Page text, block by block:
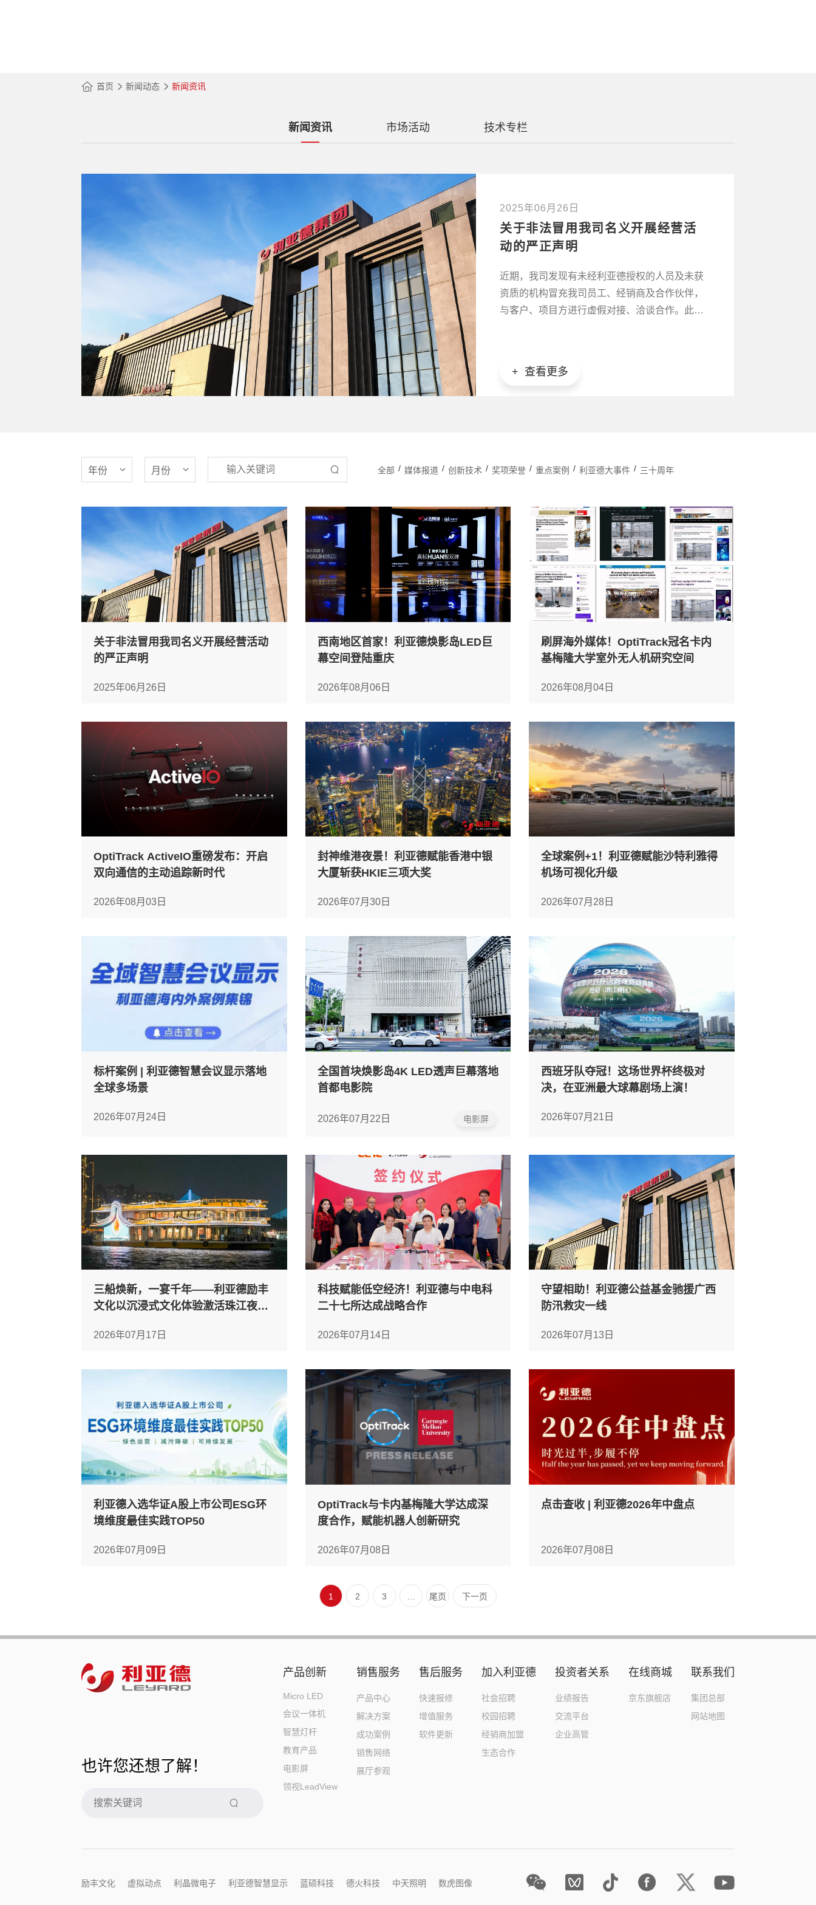
首页 新闻动态 新闻资讯
新闻资讯 市场活动 技术专栏
2025年06月26日
关于非法冒用我司名义开展经营活
动的严正声明
近期，我司发现有未经利亚德授权的人员及未获
资质的机构冒充我司员工、经销商及合作伙伴，
与客户、项目方进行虚假对接、洽谈合作。此类
+ 查看更多
年份 月份 全部 / 媒体报道 / 创新技术 / 奖项荣誉 / 重点案例 / 利亚德大事件 / 三十周年
关于非法冒用我司名义开展经营活动
的严正声明
2025年06月26日
西南地区首家！利亚德焕影岛LED巨
幕空间登陆重庆
2026年08月06日
刷屏海外媒体！OptiTrack冠名卡内
基梅隆大学室外无人机研究空间
2026年08月04日
OptiTrack ActiveIO重磅发布：开启
双向通信的主动追踪新时代
2026年08月03日
封神维港夜景！利亚德赋能香港中银
大厦斩获HKIE三项大奖
2026年07月30日
全球案例+1！利亚德赋能沙特利雅得
机场可视化升级
2026年07月28日
标杆案例 | 利亚德智慧会议显示落地
全球多场景
2026年07月24日
全国首块焕影岛4K LED透声巨幕落地
首都电影院
2026年07月22日 电影屏
西班牙队夺冠！这场世界杯终极对
决，在亚洲最大球幕剧场上演！
2026年07月21日
三船焕新，一宴千年——利亚德励丰
文化以沉浸式文化体验激活珠江夜游
2026年07月17日
科技赋能低空经济！利亚德与中电科
二十七所达成战略合作
2026年07月14日
守望相助！利亚德公益基金驰援广西
防汛救灾一线
2026年07月13日
利亚德入选华证A股上市公司ESG环
境维度最佳实践TOP50
2026年07月09日
OptiTrack与卡内基梅隆大学达成深
度合作，赋能机器人创新研究
2026年07月08日
点击查收 | 利亚德2026年中盘点
2026年07月08日
1 2 3 尾页 下一页
也许您还想了解！
产品创新
Micro LED
会议一体机
智慧灯杆
教育产品
电影屏
领视LeadView
销售服务
产品中心
解决方案
成功案例
销售网络
展厅参观
售后服务
快速报修
增值服务
软件更新
加入利亚德
社会招聘
校园招聘
经销商加盟
生态合作
投资者关系
业绩报告
交流平台
企业高管
在线商城
京东旗舰店
联系我们
集团总部
网站地图
励丰文化 虚拟动点 利晶微电子 利亚德智慧显示 蓝硕科技 德火科技 中天照明 数虎图像